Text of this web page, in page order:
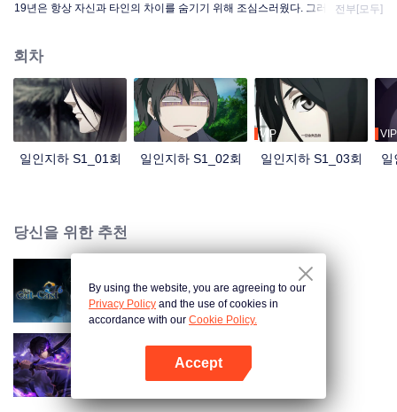
19년은 항상 자신과 타인의 차이를 숨기기 위해 조심스러웠다. 그러던 어느 날,
전부[모두]
회차
일인지하 S1_01회 일인지하 S1_02회
VIP
일인지하 S1_03회
VIP
일
당신을 위한 추천
일인지하 S6
천국의 그림자
By using the website, you are agreeing to our
Privacy Policy and the use of cookies in
accordance with our Cookie Policy.
Accept